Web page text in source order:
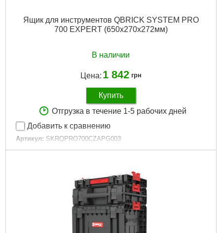
Ящик для инструментов QBRICK SYSTEM PRO
700 EXPERT (650x270x272мм)
В наличии
Цена: 1 842 грн
Купить
Отгрузка в течение 1-5 рабочих дней
Добавить к сравнению
Артикул: SKRQPRO700CZAPG003
Код товара: 26.53.93
650 x 270 x 272
12
Материал корпуса:
Пластик
Материал замков: Пластик
Нет
670x280x290 мм